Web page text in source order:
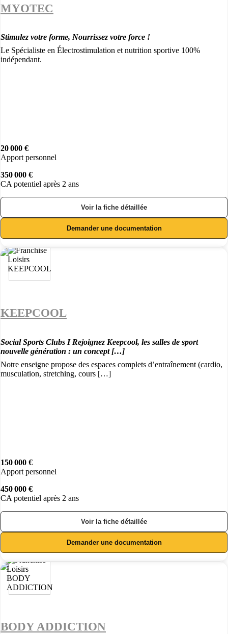
MYOTEC
Stimulez votre forme, Nourrissez votre force !
Le Spécialiste en Électrostimulation et nutrition sportive 100%
indépendant.
20 000 €
Apport personnel
350 000 €
CA potentiel après 2 ans
Voir la fiche détaillée
Demander une documentation
KEEPCOOL
Social Sports Clubs I Rejoignez Keepcool, les salles de sport
nouvelle génération : un concept […]
Notre enseigne propose des espaces complets d’entraînement (cardio,
musculation, stretching, cours […]
150 000 €
Apport personnel
450 000 €
CA potentiel après 2 ans
Voir la fiche détaillée
Demander une documentation
BODY ADDICTION